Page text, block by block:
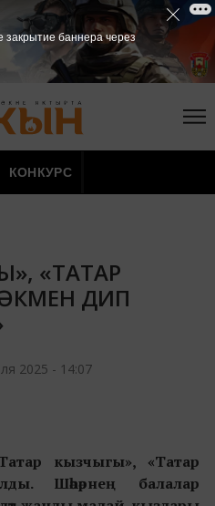
КОНКУРС
«ТАТАР
ДИП
2025 - 14:07
кызчыгы», «Татар
Шәһәрнең балалар
закрытие баннера через